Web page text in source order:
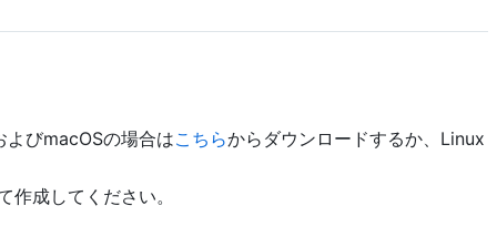
びmacOSの場合はこちらからダウンロードするか、Linux
作成してください。